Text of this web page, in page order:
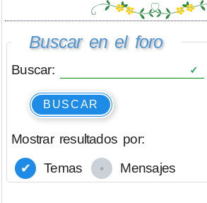
Buscar en el foro
Buscar:
BUSCAR
Mostrar resultados por:
Temas
Mensajes